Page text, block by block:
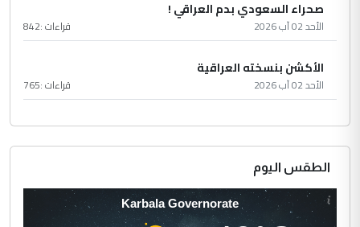
صحراء السعودي بدم العراقي !
الأحد 02 آب 2026 قراءات :842
الأكشن بنسخته العراقية
الأحد 02 آب 2026 قراءات :765
الطقس اليوم
Karbala Governorate